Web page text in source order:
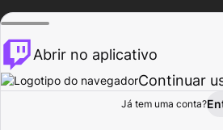
Procurar
Abrir no aplicativo
Continuar
Já tem uma conta?